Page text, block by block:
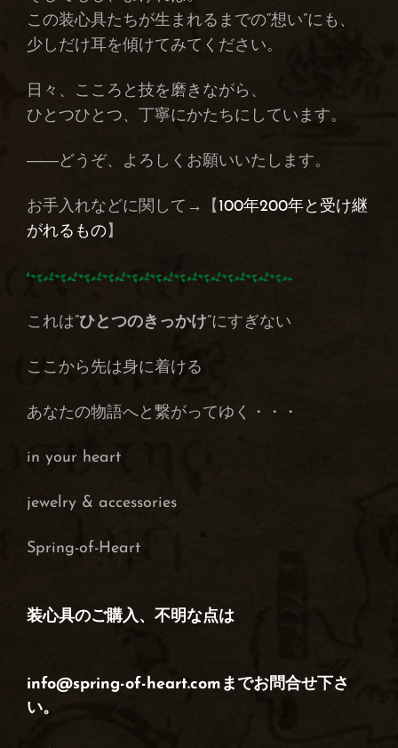
この装心具たちが生まれるまでの“想い”にも、
少しだけ耳を傾けてみてください。
日々、こころと技を磨きながら、
ひとつひとつ、丁寧にかたちにしています。
――どうぞ、よろしくお願いいたします。
お手入れなどに関して→【 100年200年と受け継
がれるもの】
これは”ひとつのきっかけ”にすぎない
ここから先は身に着ける
あなたの物語へと繋がってゆく・・・
in your heart
jewelry & accessories
Spring-of-Heart
装心具のご購入、不明な点は
info@spring-of-heart.comまでお問合せ下さ
い。